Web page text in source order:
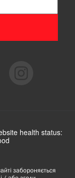
health status:
забороняється